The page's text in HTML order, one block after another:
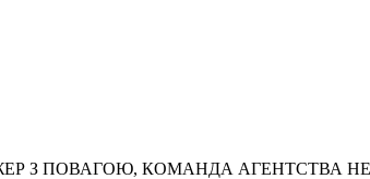
ПОВАГОЮ, КОМАНДА АГЕНТСТВА